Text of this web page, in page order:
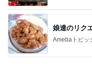
娘達のリク
Amebaトピッ